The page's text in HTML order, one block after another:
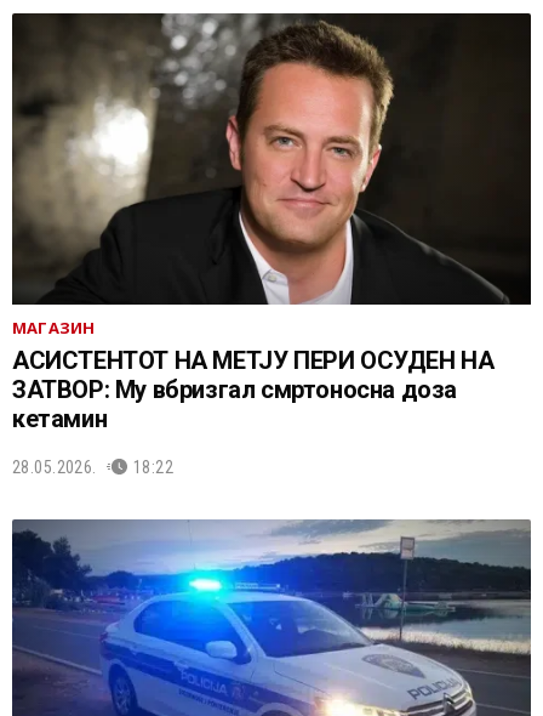
МАГАЗИН
АСИСТЕНТОТ НА МЕТЈУ ПЕРИ ОСУДЕН НА
ЗАТВОР: Му вбризгал смртоносна доза
кетамин
28.05.2026. 18:22